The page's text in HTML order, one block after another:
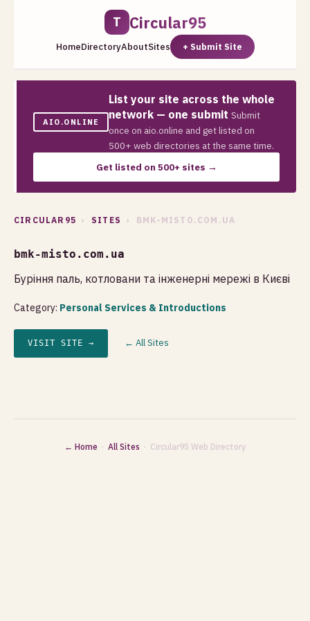
T Circular95
HomeDirectoryAboutSites + Submit Site
AIO.ONLINE
List your site across the whole
network — one submit Submit
once on aio.online and get listed on
500+ web directories at the same time.
Get listed on 500+ sites →
CIRCULAR95 › SITES › BMK-MISTO.COM.UA
bmk-misto.com.ua
Буріння паль, котловани та інженерні мережі в Києві
Category: Personal Services & Introductions
VISIT SITE → ← All Sites
← Home · All Sites · Circular95 Web Directory